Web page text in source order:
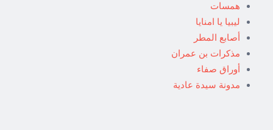
همسات
ليبيا يا امنايا
أصابع المطر
مذكرات بن عمران
أوراق صفاء
مدونة سيدة عادية